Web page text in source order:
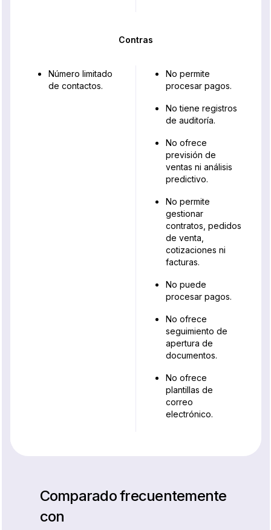
Contras
Número limitado
de contactos.
No permite
procesar pagos.
No tiene registros
de auditoría.
No ofrece
previsión de
ventas ni análisis
predictivo.
No permite
gestionar
contratos, pedidos
de venta,
cotizaciones ni
facturas.
No puede
procesar pagos.
No ofrece
seguimiento de
apertura de
documentos.
No ofrece
plantillas de
correo
electrónico.
Comparado frecuentemente
con